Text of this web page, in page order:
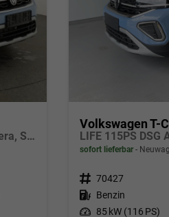
1.5 TSI 110 kW Life DSG Life, AHK, LED, Kamera, Side, ACC, Winter, sofort
Volkswagen T-
sofort lieferbar
Fahrzeugnr. 70427
Kraftstoff Benzin
Leistung 85 kW (116 PS)